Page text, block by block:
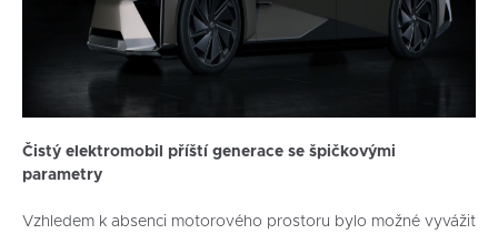
Čistý elektromobil příští generace se špičkovými
parametry
Vzhledem k absenci motorového prostoru bylo možné vyvážit